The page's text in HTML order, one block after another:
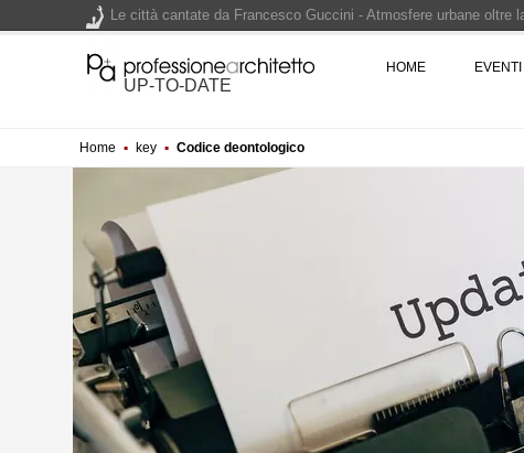
UP-TO-DATE
HOME EVENTI
Home ▪ key ▪ Codice deontologico
Le città cantate da Francesco Guccini - Atmosfere urbane oltre
200 manifesti per i 200 anni di Carlo Collodi, creatore di